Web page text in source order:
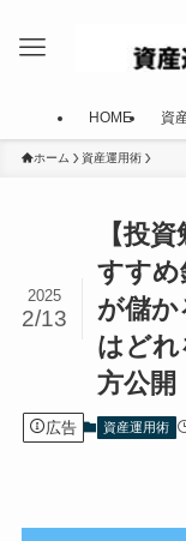
HOME 資
ホーム 資産運用術
【投
すすめ
が儲か
はど
方公開
2025
2/13
広告 資産運用術